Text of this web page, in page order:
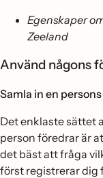
Egenskaper
Zeeland
Använd någons
Samla in en
Det enklaste sättet
person föredrar är
det bäst att fråga
först registrerar dig